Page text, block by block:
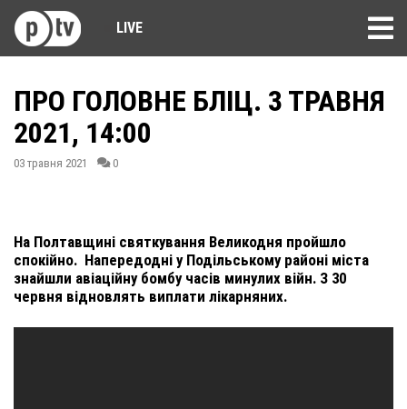
LIVE
ПРО ГОЛОВНЕ БЛІЦ. 3 ТРАВНЯ
2021, 14:00
03 травня 2021 0
На Полтавщині святкування Великодня пройшло
спокійно. Напередодні у Подільському районі міста
знайшли авіаційну бомбу часів минулих війн. З 30
червня відновлять виплати лікарняних.